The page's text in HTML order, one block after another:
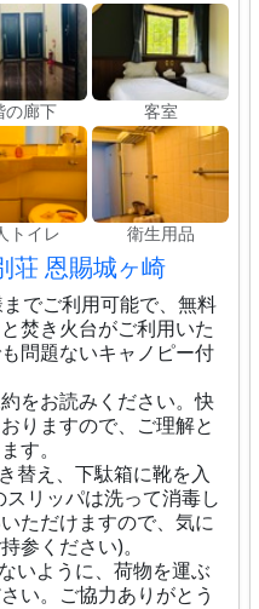
の廊下 客室
トイレ 衛生用品
荘 恩賜城ヶ崎
でご利用可能で、無料
焚き火台がご利用いた
問題ないキャノピー付
をお読みください。快
りますので、ご理解と
す。
替え、下駄箱に靴を入
リッパは洗って消毒し
ただけますので、気に
参ください)。
いように、荷物を運ぶ
い。ご協力ありがとう